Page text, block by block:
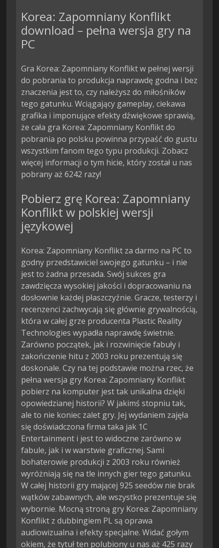
Korea: Zapomniany Konflikt
download – pełna wersja gry na
PC
Gra Korea: Zapomniany Konflikt w pełnej wersji
do pobrania to produkcja naprawdę godna i bez
znaczenia jest to, czy należysz do miłośników
tego gatunku. Wciągający gameplay, ciekawa
grafika i imponujące efekty dźwiękowe sprawią,
że cała gra Korea: Zapomniany Konflikt do
pobrania po polsku powinna przypaść do gustu
wszystkim fanom tego typu produkcji. Zobacz
więcej informacji o tym hicie, który został u nas
pobrany aż 6242 razy!
Pobierz grę Korea: Zapomniany
Konflikt w polskiej wersji
językowej
Korea: Zapomniany Konflikt za darmo na PC to
godny przedstawiciel swojego gatunku – i nie
jest to żadna przesada. Swój sukces gra
zawdzięcza wysokiej jakości i dopracowaniu na
dosłownie każdej płaszczyźnie. Gracze, testerzy i
recenzenci zachwycają się głównie grywalnością,
która w całej grze producenta Plastic Reality
Technologies wypadła naprawdę świetnie.
Zarówno początek, jak i rozwinięcie fabuły i
zakończenie hitu z 2003 roku prezentują się
doskonale. Czy na tej podstawie można rzec, że
pełna wersja gry Korea: Zapomniany Konflikt
pobierz na komputer jest tak unikalna dzięki
opowiedzianej historii? W jakimś stopniu tak,
ale to nie koniec zalet gry. Jej wydaniem zajęła
się doświadczona firma taka jak 1C
Entertainment i jest to widoczne zarówno w
fabule, jak i w warstwie graficznej. Sami
bohaterowie produkcji z 2003 roku również
wyróżniają się na tle innych gier tego gatunku.
W całej historii gry mającej 925 seedów nie brak
wątków zabawnych, ale wszystko prezentuje się
wybornie. Mocną stroną gry Korea: Zapomniany
Konflikt z dubbingiem PL są oprawa
audiowizualna i efekty specjalne. Widać gołym
okiem, że tytuł ten polubiony u nas aż 425 razy